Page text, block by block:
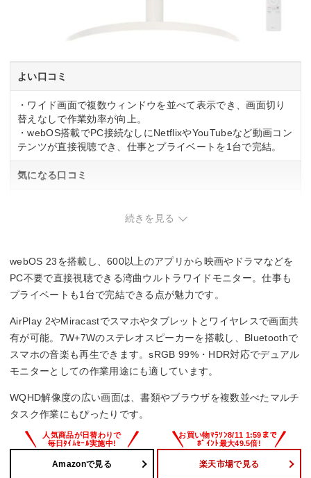
よい口コミ
・ワイド画面で複数ウィンドウを並べて表示でき、画面切り
替えなしで作業効率が向上。
・webOS搭載でPC接続なしにNetflixやYouTubeなど動画コン
テンツが直接視聴でき、仕事とプライベートを1台で完結。
気になる口コミ
作成やコード編集など文字が主体の作業が多い場合は注意。
続きを見る
webOS 23を搭載し、600以上のアプリから映画やドラマなどを
PC不要で直接視聴できる湾曲ウルトラワイドモニター。仕事も
プライベートも1台で完結できる点が魅力です。
AirPlay 2やMiracastでスマホやタブレットとワイヤレスで画面共
有が可能。7W+7Wのステレオスピーカーを搭載し、Bluetoothで
スマホの音楽も再生できます。sRGB 99%・HDR対応でデュアル
モニターとしての作業用途にも適しています。
WQHD解像度の広い画面は、書類やブラウザを複数並べたマルチ
タスク作業にもぴったりです。
Amazonで見る 楽天市場で見る